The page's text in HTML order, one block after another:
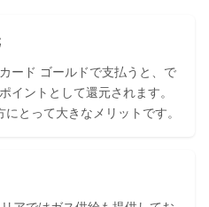
ード ゴールドで支払うと、で
イントとして還元されます。
とって大きなメリットです。